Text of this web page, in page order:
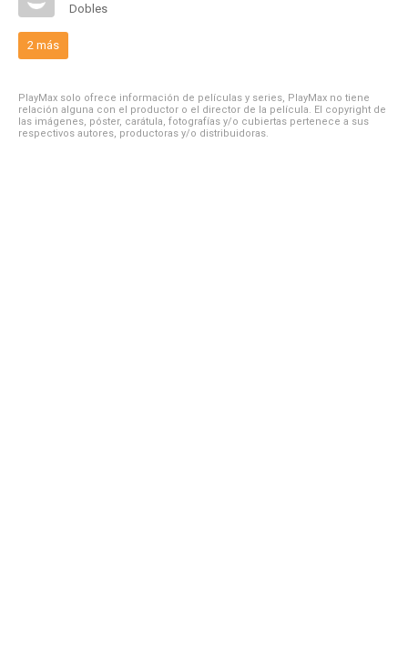
Dobles
2 más
PlayMax solo ofrece información de películas y series, PlayMax no tiene
relación alguna con el productor o el director de la película. El copyright de
las imágenes, póster, carátula, fotografías y/o cubiertas pertenece a sus
respectivos autores, productoras y/o distribuidoras.